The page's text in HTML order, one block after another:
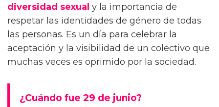
diversidad sexual y la importancia de
respetar las identidades de género de todas
las personas. Es un día para celebrar la
aceptación y la visibilidad de un colectivo que
muchas veces es oprimido por la sociedad.
¿Cuándo fue 29 de junio?